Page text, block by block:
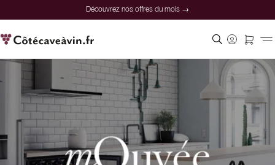
Découvrez nos offres du mois →